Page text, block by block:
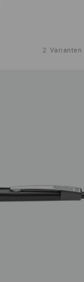
2 Varianten